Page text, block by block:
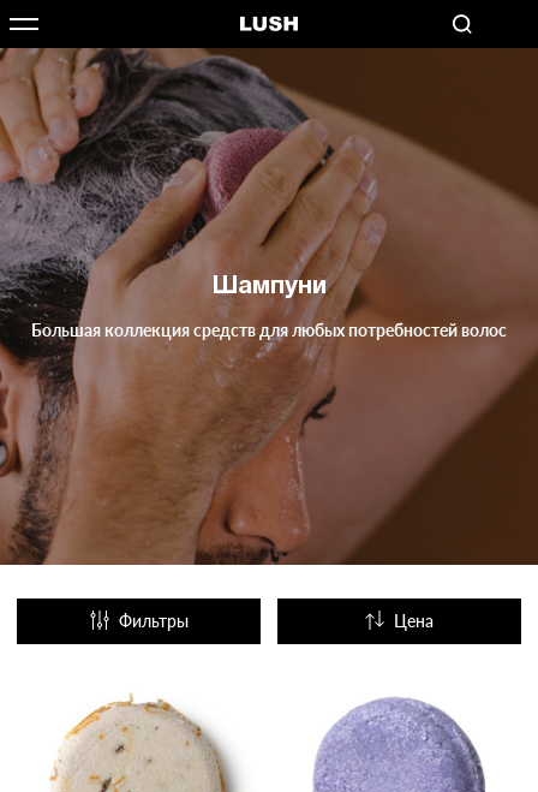
Шампуни
Большая коллекция средств для любых потребностей волос
Фильтры Цена
Популярные